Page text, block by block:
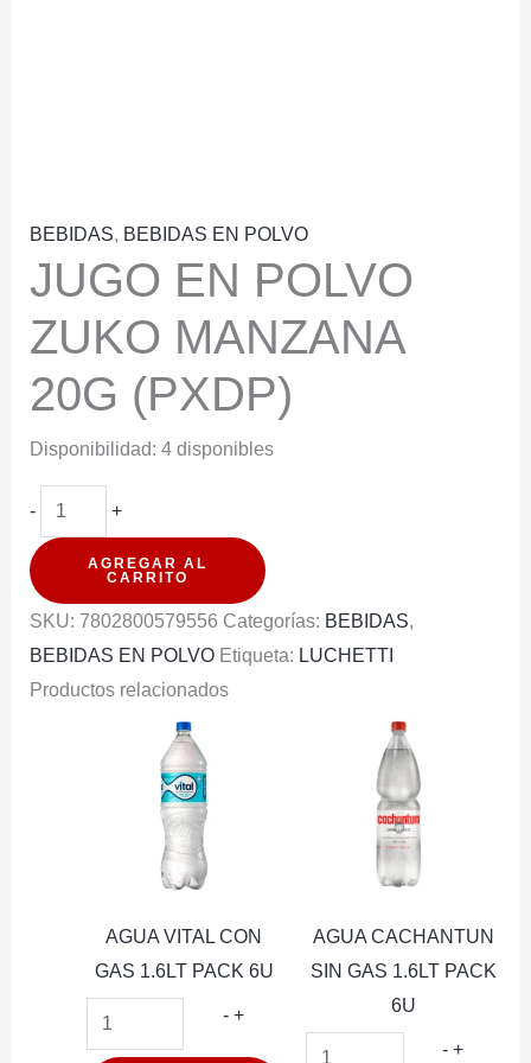
BEBIDAS, BEBIDAS EN POLVO
JUGO EN POLVO
ZUKO MANZANA
20G (PXDP)
Disponibilidad: 4 disponibles
-
JUGO
EN
POLVO
ZUKO
+
AGREGAR AL
CARRITO
SKU: 7802800579556 Categorías: BEBIDAS,
BEBIDAS EN POLVO Etiqueta: LUCHETTI
Productos relacionados
AGUA VITAL CON
GAS 1.6LT PACK 6U
- AGUA
+
AGUA CACHANTUN
SIN GAS 1.6LT PACK
6U
- AGUA
+